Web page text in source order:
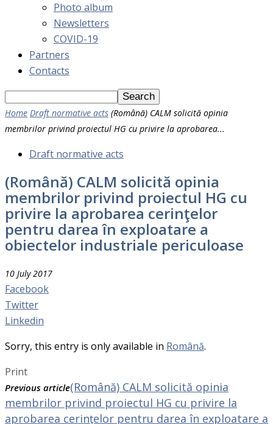
Photo album
Newsletters
COVID-19
Partners
Contacts
Home Draft normative acts (Română) CALM solicită opinia
membrilor privind proiectul HG cu privire la aprobarea...
Draft normative acts
(Română) CALM solicită opinia
membrilor privind proiectul HG cu
privire la aprobarea cerinţelor
pentru darea în exploatare a
obiectelor industriale periculoase
10 July 2017
Facebook
Twitter
Linkedin
Sorry, this entry is only available in Română.
Print
Previous article(Română) CALM solicită opinia
membrilor privind proiectul HG cu privire la
aprobarea cerinţelor pentru darea în exploatare a